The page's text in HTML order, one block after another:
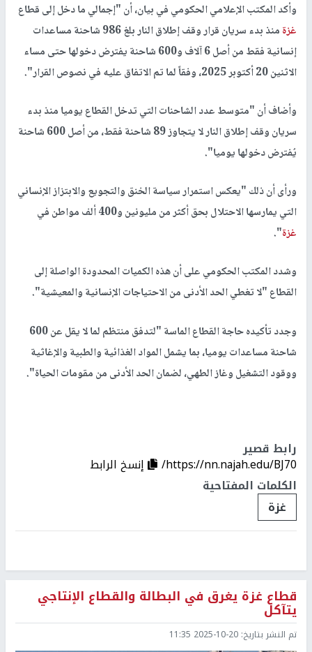
وأكد المكتب الإعلامي الحكومي في بيان، أن "إجمالي ما دخل إلى قطاع
غزة
منذ بدء سريان قرار وقف إطلاق النار بلغ 986 شاحنة مساعدات
إنسانية فقط من أصل 6 آلاف و600 شاحنة يفترض دخولها حتى مساء
الاثنين 20 أكتوبر 2025، وفقاً لما تم الاتفاق عليه في نصوص القرار".
وأضاف أن "متوسط عدد الشاحنات التي تدخل القطاع يوميا منذ بدء
سريان وقف إطلاق النار لا يتجاوز 89 شاحنة فقط، من أصل 600 شاحنة
يُفترض دخولها يوميا".
ورأى أن ذلك "يعكس استمرار سياسة الخنق والتجويع والابتزاز الإنساني
التي يمارسها الاحتلال بحق أكثر من مليونين و400 ألف مواطن في
غزة".
وشدد المكتب الحكومي على أن هذه الكميات المحدودة الواصلة إلى
القطاع "لا تغطي الحد الأدنى من الاحتياجات الإنسانية والمعيشية".
وجدد تأكيده حاجة القطاع الماسة "لتدفق منتظم لما لا يقل عن 600
شاحنة مساعدات يوميا، بما يشمل المواد الغذائية والطبية والإغاثية
ووقود التشغيل وغاز الطهي، لضمان الحد الأدنى من مقومات الحياة".
رابط قصير
https://nn.najah.edu/BJ70/
إنسخ الرابط
الكلمات المفتاحية
غزة
قطاع غزة يغرق في البطالة والقطاع الإنتاجي
يتآكل
تم النشر بتاريخ: 2025-10-20 11:35